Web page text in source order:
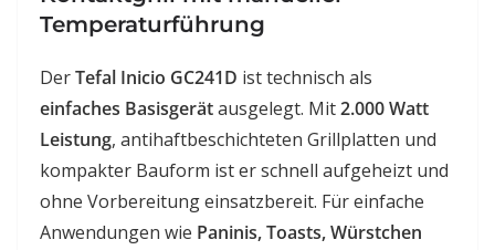
Temperaturführung
DerTefal Inicio GC241D ist technisch als
einfaches Basisgerätausgelegt. Mit2.000 Watt
Leistung, antihaftbeschichteten Grillplatten und
kompakter Bauform ist er schnell aufgeheizt und
ohne Vorbereitung einsatzbereit. Für einfache
Anwendungen wie Paninis, Toasts, Würstchen